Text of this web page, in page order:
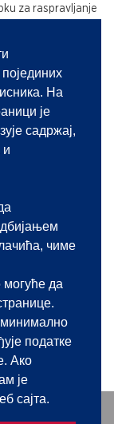
На
је
садржај,
и
чиме
могуће да
минимално
податке
Ако
је
сајта.
za raspravljanje
br. 91/2014,
98/2017,
i 59/2025)
poverenika
("Sl. glasnik
za sve javne
bi se odredila
od iznosa
je dužan
za
položaja
za sudove.